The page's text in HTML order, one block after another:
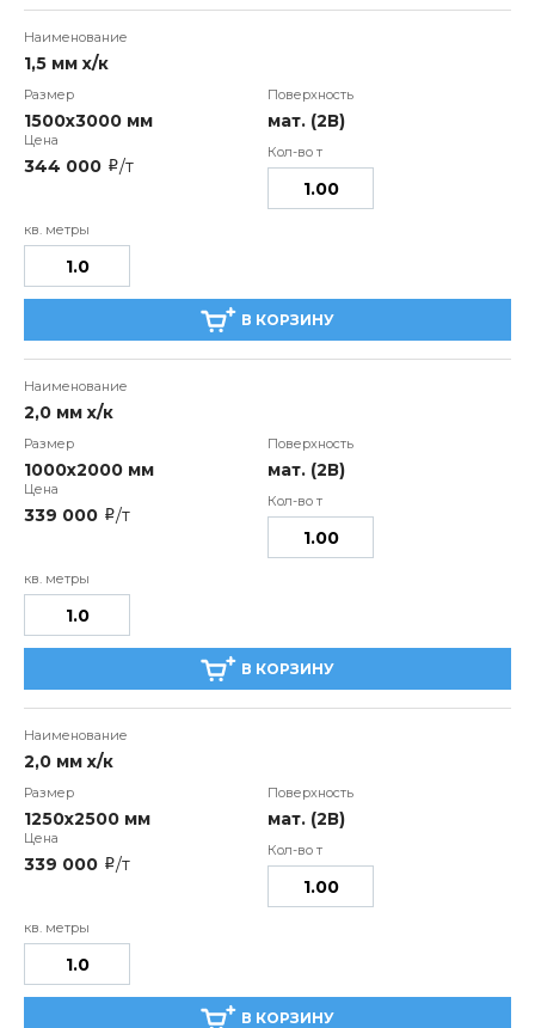
1,5 мм х/к
1500х3000 мм мат. (2В)
344 000 i/т
В КОРЗИНУ
2,0 мм х/к
1000х2000 мм мат. (2В)
339 000 i/т
В КОРЗИНУ
2,0 мм х/к
1250х2500 мм мат. (2В)
339 000 i/т
В КОРЗИНУ